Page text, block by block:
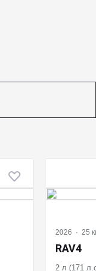
2026 · 25
RAV4
2 л (171